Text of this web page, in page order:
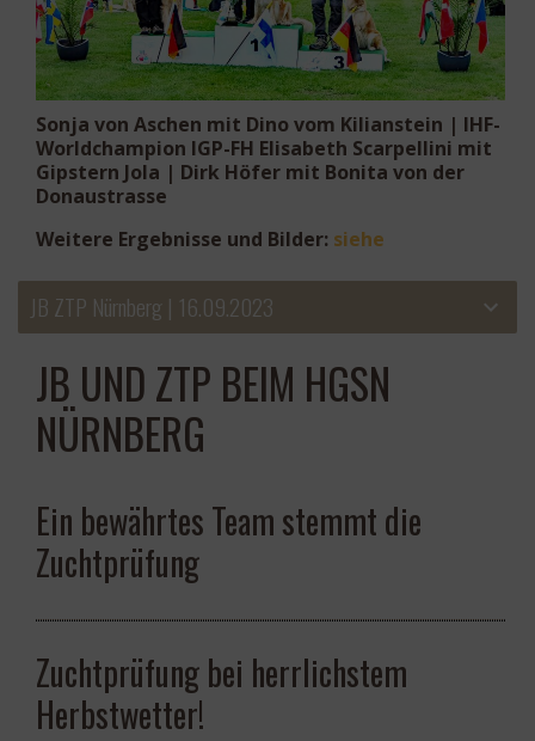
Sonja von Aschen mit Dino vom Kilianstein | IHF-
Worldchampion IGP-FH Elisabeth Scarpellini mit
Gipstern Jola | Dirk Höfer mit Bonita von der
Donaustrasse
Weitere Ergebnisse und Bilder: siehe
JB ZTP Nürnberg | 16.09.2023
JB UND ZTP BEIM HGSN
NÜRNBERG
Ein bewährtes Team stemmt die
Zuchtprüfung
Zuchtprüfung bei herrlichstem
Herbstwetter!